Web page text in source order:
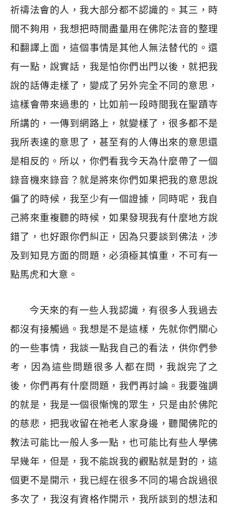
祈禱法會的人，我大部分都不認識的。其三，時
間不夠用，我想把時間盡量用在佛陀法音的整理
和翻譯上面，這個事情是其他人無法替代的。還
有一點，說實話，我是怕你們出門以後，就把我
說的話傳走樣了，變成了另外完全不同的意思，
這樣會帶來過患的，比如前一段時間我在聖蹟寺
所講的，一傳到網路上，就變樣了，很多都不是
我所表達的意思了，甚至有的人傳出來的意思還
是相反的。所以，你們看我今天為什麼帶了一個
錄音機來錄音？就是將來你們如果把我的意思說
偏了的時候，我至少有一個證據，同時呢，我自
己將來重複聽的時候，如果發現我有什麼地方說
錯了，也好跟你們糾正，因為只要談到佛法，涉
及到知見方面的問題，必須極其慎重，不可有一
點馬虎和大意。
今天來的有一些人我認識，有很多人我過去
都沒有接觸過。我想是不是這樣，先就你們關心
的一些事情，我談一點我自己的看法，供你們參
考，因為這些問題很多人都在問，我說完了之
後，你們再有什麼問題，我們再討論。我要強調
的就是，我是一個很慚愧的眾生，只是由於佛陀
的慈悲，把我收留在祂老人家身邊，聽聞佛陀的
教法可能比一般人多一點，也可能比有些人學佛
早幾年，但是，我不能說我的觀點就是對的，這
個更不是開示，我已經在很多不同的場合說過很
多次了，我沒有資格作開示，我所談到的想法和